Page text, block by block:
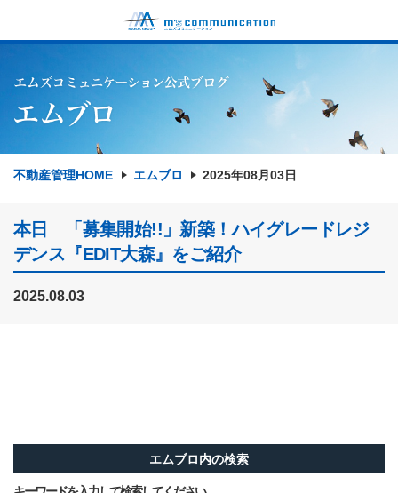
不動産管理HOME エムブロ 2025年08月03日
本日 「募集開始!!」新築！ハイグレードレジ
デンス『EDIT大森』をご紹介
2025.08.03
エムブロ内の検索